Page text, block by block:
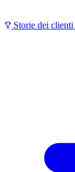
Storie dei clienti